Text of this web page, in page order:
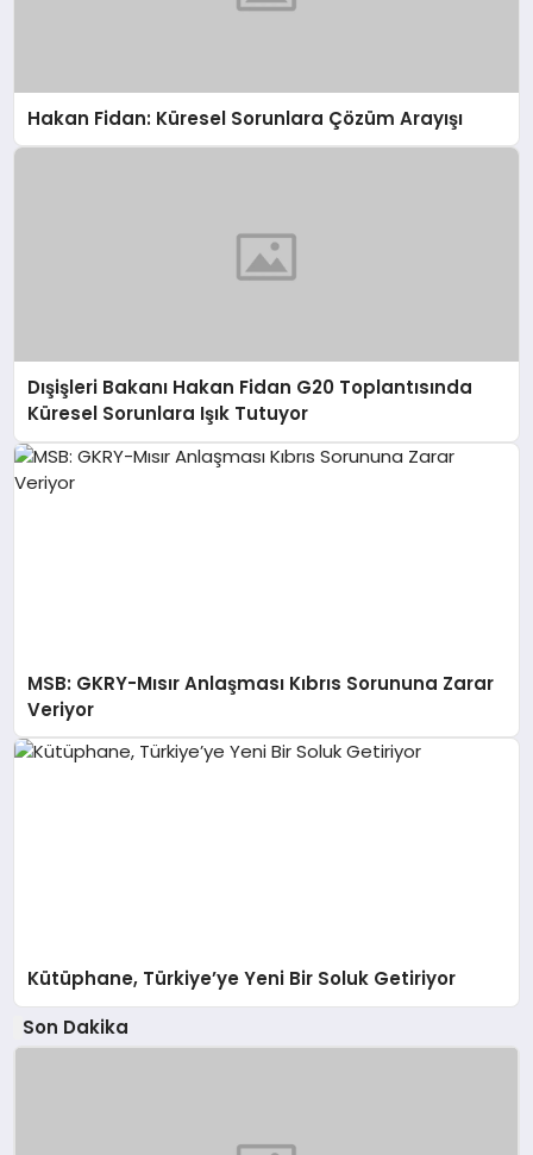
Hakan Fidan: Küresel Sorunlara Çözüm Arayışı
Dışişleri Bakanı Hakan Fidan G20 Toplantısında
Küresel Sorunlara Işık Tutuyor
MSB: GKRY-Mısır Anlaşması Kıbrıs Sorununa Zarar
Veriyor
Kütüphane, Türkiye’ye Yeni Bir Soluk Getiriyor
Son Dakika